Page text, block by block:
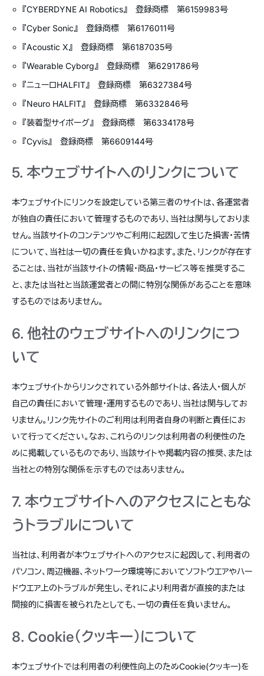
『CYBERDYNE AI Robotics』 登録商標 第6159983号
『Cyber Sonic』 登録商標 第6176011号
『Acoustic X』 登録商標 第6187035号
『Wearable Cyborg』 登録商標 第6291786号
『ニューロHALFIT』 登録商標 第6327384号
『Neuro HALFIT』 登録商標 第6332846号
『装着型サイボーグ』 登録商標 第6334178号
『Cyvis』 登録商標 第6609144号
5. 本ウェブサイトへのリンクについて
本ウェブサイトにリンクを設定している第三者のサイトは、各運営者
が独自の責任において管理するものであり、当社は関与しておりま
せん。当該サイトのコンテンツやご利用に起因して生じた損害・苦情
について、当社は一切の責任を負いかねます。また、リンクが存在す
ることは、当社が当該サイトの情報・商品・サービス等を推奨するこ
と、または当社と当該運営者との間に特別な関係があることを意味
するものではありません。
6. 他社のウェブサイトへのリンクにつ
いて
本ウェブサイトからリンクされている外部サイトは、各法人・個人が
自己の責任において管理・運用するものであり、当社は関与してお
りません。リンク先サイトのご利用は利用者自身の判断と責任にお
いて行ってください。なお、これらのリンクは利用者の利便性のた
めに掲載しているものであり、当該サイトや掲載内容の推奨、または
当社との特別な関係を示すものではありません。
7. 本ウェブサイトへのアクセスにともな
うトラブルについて
当社は、利用者が本ウェブサイトへのアクセスに起因して、利用者の
パソコン、周辺機器、ネットワーク環境等においてソフトウエアやハー
ドウエア上のトラブルが発生し、それにより利用者が直接的または
間接的に損害を被られたとしても、一切の責任を負いません。
8. Cookie（クッキー）について
本ウェブサイトでは利用者の利便性向上のためCookie(クッキー)を